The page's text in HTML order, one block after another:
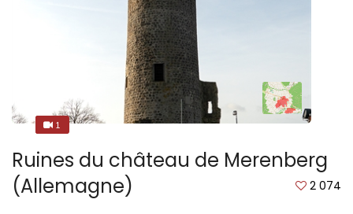
31
Ruines du château de Merenberg
(Allemagne)
2 074